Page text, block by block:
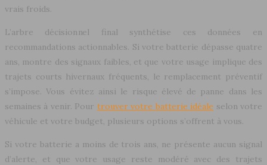
vrais froids.
L’arbre décisionnel final synthétise ces données en
recommandations actionnables. Si votre batterie dépasse quatre
ans, montre des signaux faibles, et que votre usage implique des
trajets courts hivernaux fréquents, le remplacement préventif
s’impose. Vous évitez ainsi le risque élevé de panne dans les
semaines à venir. Pour trouver votre batterie idéale selon votre
véhicule et votre budget, plusieurs options s’offrent à vous.
Si votre batterie a moins de trois ans, ne présente aucun signal
d’alerte, et que votre usage reste modéré avec des trajets